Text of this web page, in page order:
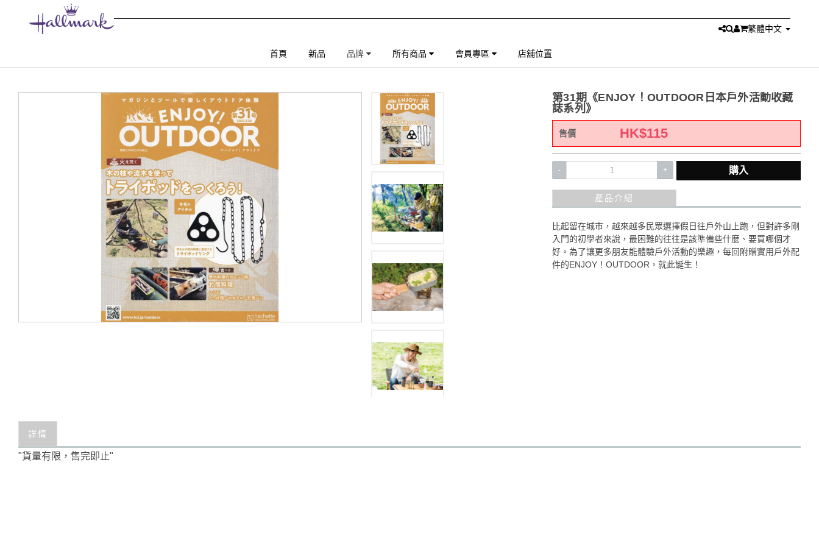
繁體中文
首頁 新品 品牌 所有商品 會員專區 店舖位置
第31期《ENJOY！OUTDOOR日本戶外活動收藏
誌系列》
售價 HK$115
- + 購入
產品介紹
比起留在城市，越來越多民眾選擇假日往戶外山上跑，但對許多剛
入門的初學者來說，最困難的往往是該準備些什麼、要買哪個才
好。為了讓更多朋友能體驗戶外活動的樂趣，每回附贈實用戶外配
件的ENJOY！OUTDOOR，就此誕生！
詳情
"貨量有限，售完即止"